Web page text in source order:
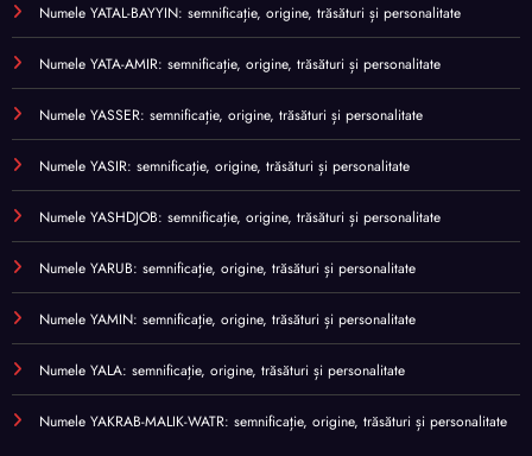
Numele YATAL-BAYYIN: semnificație, origine, trăsături și personalitate
Numele YATA-AMIR: semnificație, origine, trăsături și personalitate
Numele YASSER: semnificație, origine, trăsături și personalitate
Numele YASIR: semnificație, origine, trăsături și personalitate
Numele YASHDJOB: semnificație, origine, trăsături și personalitate
Numele YARUB: semnificație, origine, trăsături și personalitate
Numele YAMIN: semnificație, origine, trăsături și personalitate
Numele YALA: semnificație, origine, trăsături și personalitate
Numele YAKRAB-MALIK-WATR: semnificație, origine, trăsături și personalitate